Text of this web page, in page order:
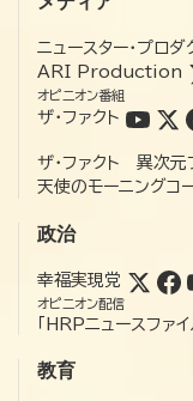
ニュースター・プロダ
ARI Production
オピニオン番組
ザ・ファクト
ザ・ファクト 異次元
天使のモーニングコ
政治
幸福実現党
オピニオン配信
「HRPニュースファイ
教育